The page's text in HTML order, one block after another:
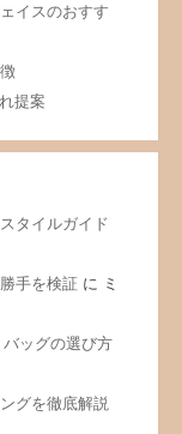
イスのおすす
提案
タイルガイド
手を検証に ミ
ッグの選び方
グを徹底解説